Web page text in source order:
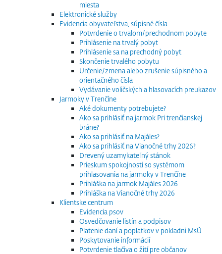
miesta
Elektronické služby
Evidencia obyvateľstva, súpisné čísla
Potvrdenie o trvalom/prechodnom pobyte
Prihlásenie na trvalý pobyt
Prihlásenie sa na prechodný pobyt
Skončenie trvalého pobytu
Určenie/zmena alebo zrušenie súpisného a
orientačného čísla
Vydávanie voličských a hlasovacích preukazov
Jarmoky v Trenčíne
Aké dokumenty potrebujete?
Ako sa prihlásiť na jarmok Pri trenčianskej
bráne?
Ako sa prihlásiť na Majáles?
Ako sa prihlásiť na Vianočné trhy 2026?
Drevený uzamykateľný stánok
Prieskum spokojnosti so systémom
prihlasovania na jarmoky v Trenčíne
Prihláška na jarmok Majáles 2026
Prihláška na Vianočné trhy 2026
Klientske centrum
Evidencia psov
Osvedčovanie listín a podpisov
Platenie daní a poplatkov v pokladni MsÚ
Poskytovanie informácií
Potvrdenie tlačiva o žití pre občanov